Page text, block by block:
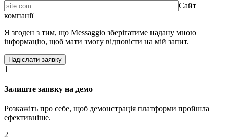
Сайт
компанії
Я згоден з тим, що Messaggio зберігатиме надану мною
інформацію, щоб мати змогу відповісти на мій запит.
1
Залиште заявку на демо
Розкажіть про себе, щоб демонстрація платформи пройшла
ефективніше.
2